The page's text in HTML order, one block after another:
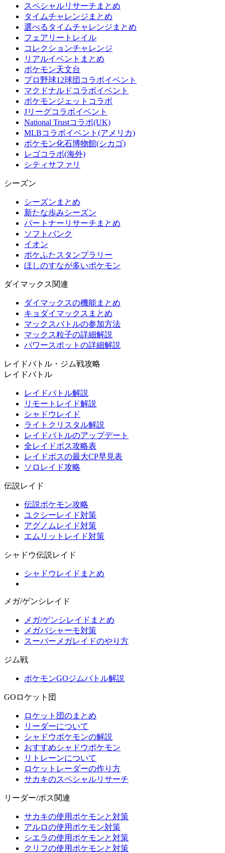
スペシャルリサーチまとめ
タイムチャレンジまとめ
選べるタイムチャレンジまとめ
フェアリートレイル
コレクションチャレンジ
リアルイベントまとめ
ポケモン天文台
プロ野球12球団コラボイベント
マクドナルドコラボイベント
ポケモンジェットコラボ
Jリーグコラボイベント
National Trustコラボ(UK)
MLBコラボイベント(アメリカ)
ポケモン化石博物館(シカゴ)
レゴコラボ(海外)
シティサファリ
シーズン
シーズンまとめ
新たな歩みシーズン
パートナーリサーチまとめ
ソフトバンク
イオン
ポケふたスタンプラリー
ほしのすなが多いポケモン
ダイマックス関連
ダイマックスの機能まとめ
キョダイマックスまとめ
マックスバトルの参加方法
マックス粒子の詳細解説
パワースポットの詳細解説
レイドバトル・ジム戦攻略
レイドバトル
レイドバトル解説
リモートレイド解説
シャドウレイド
ライトクリスタル解説
レイドバトルのアップデート
全レイドボス攻略表
レイドボスの最大CP早見表
ソロレイド攻略
伝説レイド
伝説ポケモン攻略
ユクシーレイド対策
アグノムレイド対策
エムリットレイド対策
シャドウ伝説レイド
シャドウレイドまとめ
メガ/ゲンシレイド
メガ/ゲンシレイドまとめ
メガバシャーモ対策
スーパーメガレイドのやり方
ジム戦
ポケモンGOジムバトル解説
GOロケット団
ロケット団のまとめ
リーダーについて
シャドウポケモンの解説
おすすめシャドウポケモン
リトレーンについて
ロケットレーダーの作り方
サカキのスペシャルリサーチ
リーダー/ボス関連
サカキの使用ポケモンと対策
アルロの使用ポケモン対策
シエラの使用ポケモンと対策
クリフの使用ポケモンと対策